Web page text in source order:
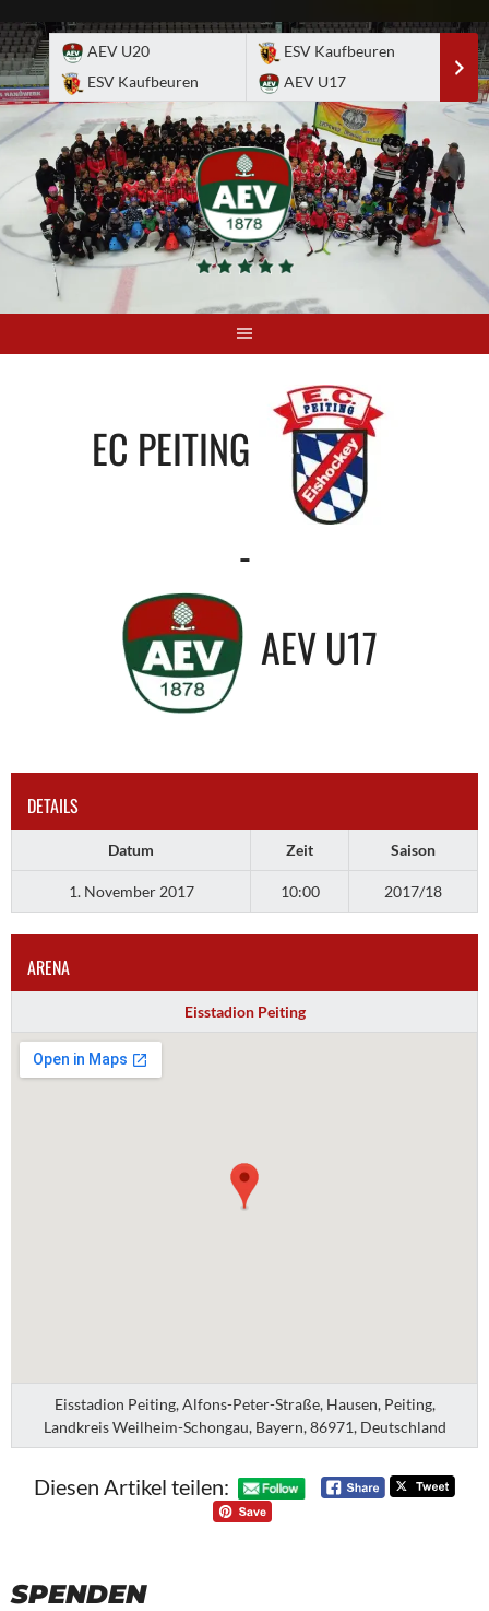
to
content
AEV U20
ESV Kaufbeuren
ESV Kaufbeuren
AEV U17
EC PEITING
-
AEV U17
DETAILS
Datum Zeit Saison
1. November 2017 10:00 2017/18
ARENA
Eisstadion Peiting
Eisstadion Peiting, Alfons-Peter-Straße, Hausen, Peiting,
Landkreis Weilheim-Schongau, Bayern, 86971, Deutschland
Diesen Artikel teilen:
SPENDEN